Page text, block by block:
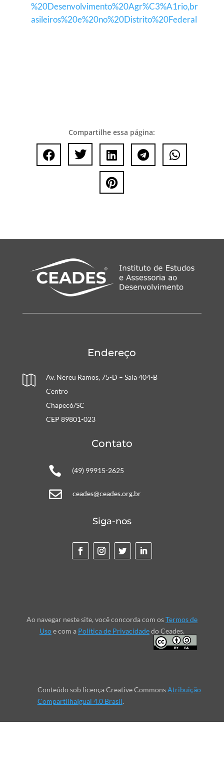
%20Desenvolvimento%20Agr%C3%A1rio,br
asileiros%20e%20no%20Distrito%20Federal
Compartilhe essa página:
    

Endereço

Av. Nereu Ramos, 75-D – Sala 404-B
Centro
Chapecó/SC
CEP 89801-023
Contato
 (49) 99915-2625
 ceades@ceades.org.br
Siga-nos
Ao navegar neste site, você concorda com osTermos de
Usoe com a Política de Privacidadedo Ceades.
Conteúdo sob licença Creative CommonsAtribuição
CompartilhaIgual 4.0 Brasil.